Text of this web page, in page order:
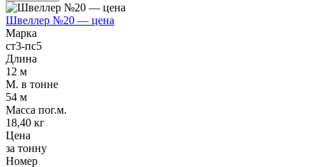
Швеллер №20 — цена
Марка
ст3-пс5
Длина
12 м
М. в тонне
54 м
Масса пог.м.
18,40 кг
Цена
за тонну
Номер